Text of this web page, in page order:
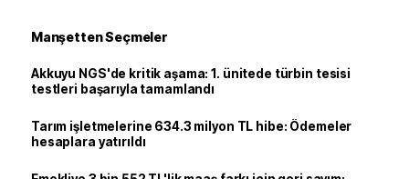
Manşetten Seçmeler
Akkuyu NGS'de kritik aşama: 1. ünitede türbin tesisi
testleri başarıyla tamamlandı
Tarım işletmelerine 634.3 milyon TL hibe: Ödemeler
hesaplara yatırıldı